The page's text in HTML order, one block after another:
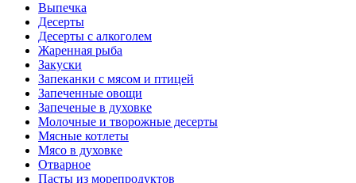
Выпечка
Десерты
Десерты с алкоголем
Жаренная рыба
Закуски
Запеканки с мясом и птицей
Запеченные овощи
Запеченые в духовке
Молочные и творожные десерты
Мясные котлеты
Мясо в духовке
Отварное
Пасты из морепродуктов